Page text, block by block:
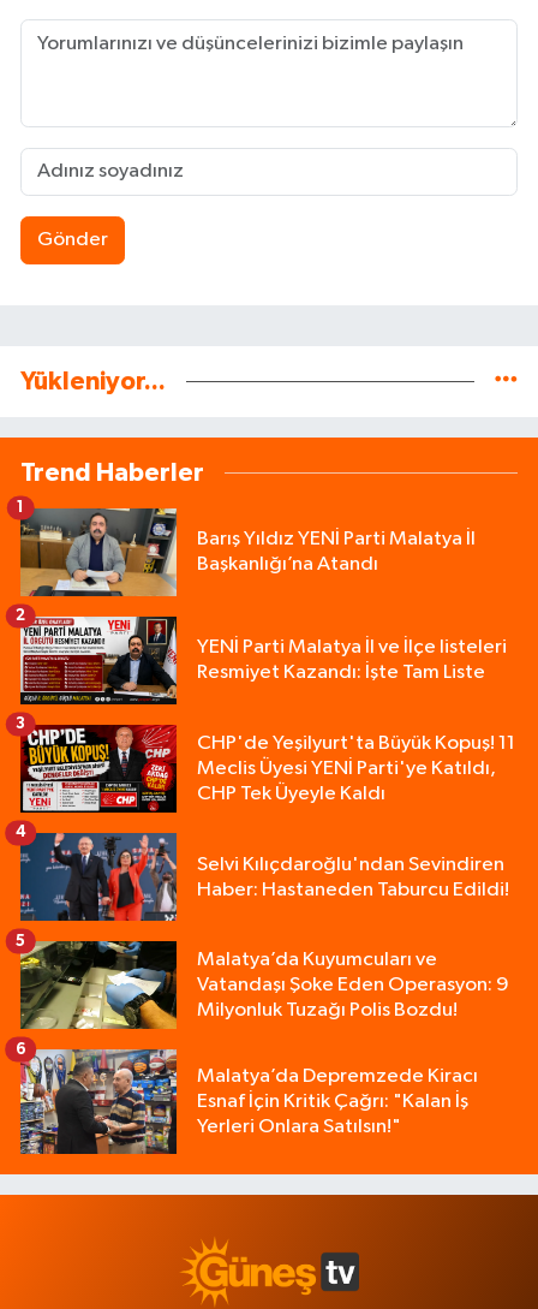
Gönder
Yükleniyor...
Trend Haberler
Barış Yıldız YENİ Parti Malatya İl
Başkanlığı’na Atandı
1
YENİ Parti Malatya İl ve İlçe listeleri
Resmiyet Kazandı: İşte Tam Liste
2
CHP'de Yeşilyurt'ta Büyük Kopuş! 11
Meclis Üyesi YENİ Parti'ye Katıldı,
CHP Tek Üyeyle Kaldı
3
Selvi Kılıçdaroğlu'ndan Sevindiren
Haber: Hastaneden Taburcu Edildi!
4
Malatya’da Kuyumcuları ve
Vatandaşı Şoke Eden Operasyon: 9
Milyonluk Tuzağı Polis Bozdu!
5
Malatya’da Depremzede Kiracı
Esnaf İçin Kritik Çağrı: "Kalan İş
Yerleri Onlara Satılsın!"
6